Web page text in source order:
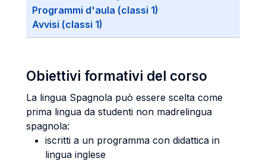
Programmi d'aula (classi 1)
Avvisi (classi 1)
Obiettivi formativi del corso
La lingua Spagnola può essere scelta come
prima lingua da studenti non madrelingua
spagnola:
iscritti a un programma con didattica in
lingua inglese